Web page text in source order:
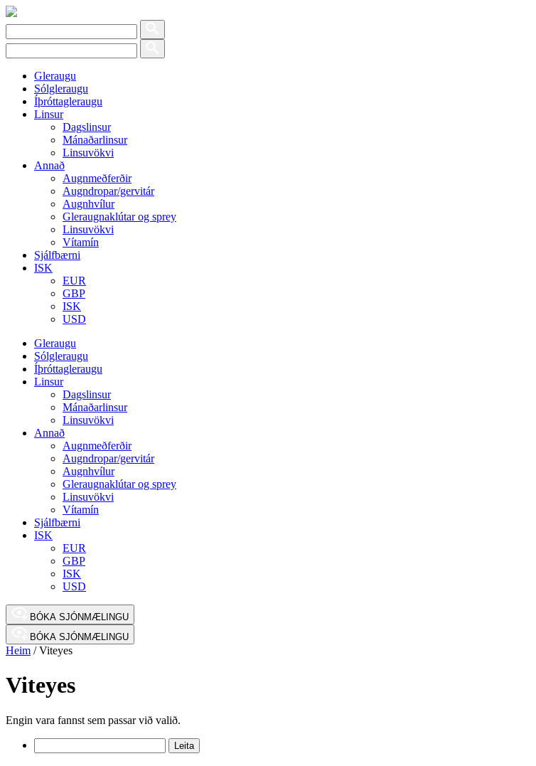
Gleraugu
Sólgleraugu
Íþróttagleraugu
Linsur
Dagslinsur
Mánaðarlinsur
Linsuvökvi
Annað
Augnmeðferðir
Augndropar/gervitár
Augnhvílur
Gleraugnaklútar og sprey
Linsuvökvi
Vítamín
Sjálfbærni
ISK
EUR
GBP
ISK
USD
Gleraugu
Sólgleraugu
Íþróttagleraugu
Linsur
Dagslinsur
Mánaðarlinsur
Linsuvökvi
Annað
Augnmeðferðir
Augndropar/gervitár
Augnhvílur
Gleraugnaklútar og sprey
Linsuvökvi
Vítamín
Sjálfbærni
ISK
EUR
GBP
ISK
USD
BÓKA SJÓNMÆLINGU
BÓKA SJÓNMÆLINGU
Heim / Viteyes
Viteyes
Engin vara fannst sem passar við valið.
að: